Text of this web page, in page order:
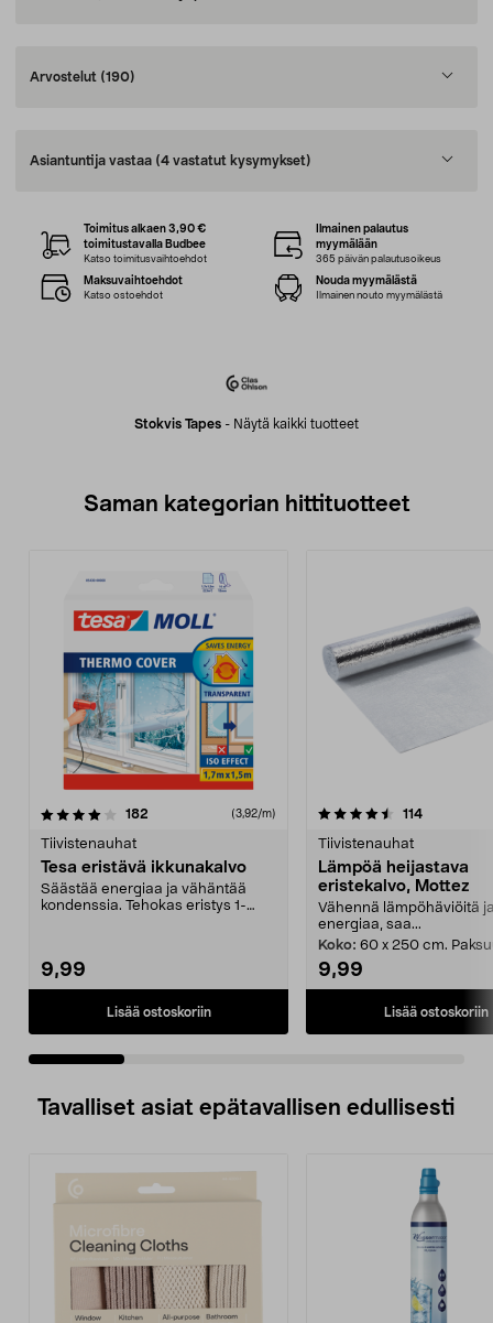
Arvostelut (190)
Asiantuntija vastaa (4 vastatut kysymykset)
Stokvis Tapes - Näytä kaikki tuotteet
Toimitus alkaen 3,90 €
toimitustavalla Budbee
Katso toimitusvaihtoehdot
Ilmainen palautus
myymälään
365 päivän palautusoikeus
Maksuvaihtoehdot
Katso ostoehdot
Nouda myymälästä
Ilmainen nouto myymälästä
Saman kategorian hittituotteet
182 (3,92/m)
Tiivistenauhat
Tesa eristävä ikkunakalvo
Säästää energiaa ja vähäntää
kondenssia. Tehokas eristys 1-
9,99
Lisää ostoskoriin
4.5 viidestä
114arvostelut
Tiivistenauhat
Lämpöä heijastava
eristekalvo, Mottez
Vähennä lämpöhäviöitä
energiaa, saa...
Koko: 60 x 250 cm.
9,99
Lisää ostoskoriin
4.0 viidestä
Tavalliset asiat epätavallisen edullisesti